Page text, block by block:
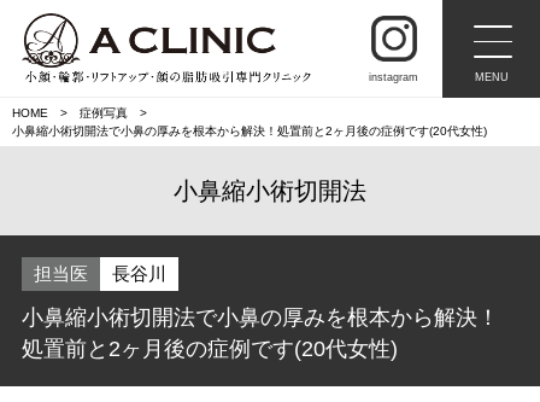
instagram MENU
HOME
症例写真
小鼻縮小術切開法で小鼻の厚みを根本から解決！処置前と2ヶ月後の症例です(20代女性)
小鼻縮小術切開法
担当医 長谷川
小鼻縮小術切開法で小鼻の厚みを根本から解決！
処置前と2ヶ月後の症例です(20代女性)